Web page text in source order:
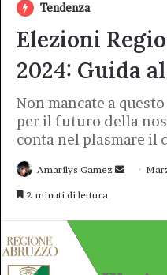
Tendenza
Elezioni
2024: Guida
Non mancate a
per il futuro della
conta nel plasmare il
Amarilys Gamez
Invia
2 minuti di lettura